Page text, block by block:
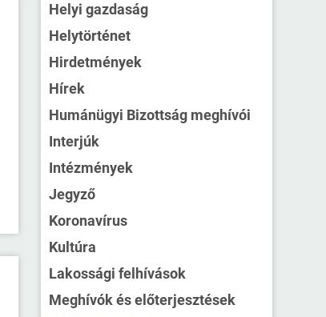
Helyi gazdaság
Helytörténet
Hirdetmények
Hírek
Humánügyi Bizottság meghívói
Interjúk
Intézmények
Jegyző
Koronavírus
Kultúra
Lakossági felhívások
Meghívók és előterjesztések